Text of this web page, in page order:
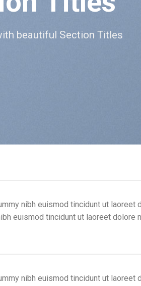
beautiful Section Titles
nibh euismod tincidunt ut laoreet
euismod tincidunt ut laoreet dolore
nibh euismod tincidunt ut laoreet